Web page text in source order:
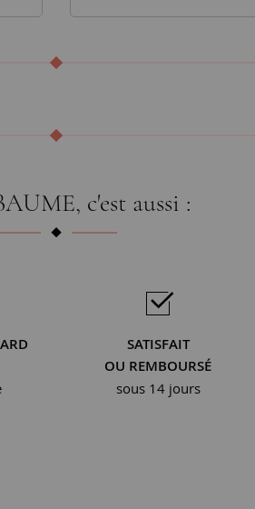
c'est aussi :
SATISFAIT
OU REMBOURSÉ
sous 14 jours